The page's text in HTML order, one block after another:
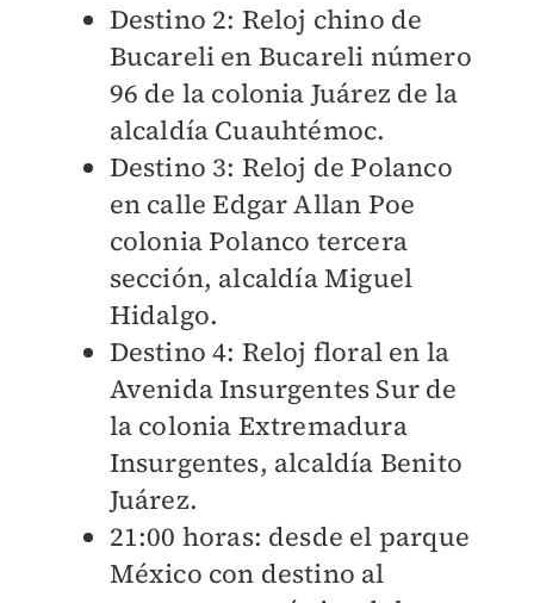
Destino 2: Reloj chino de
Bucareli en Bucareli número
96 de la colonia Juárez de la
alcaldía Cuauhtémoc.
Destino 3: Reloj de Polanco
en calle Edgar Allan Poe
colonia Polanco tercera
sección, alcaldía Miguel
Hidalgo.
Destino 4: Reloj floral en la
Avenida Insurgentes Sur de
la colonia Extremadura
Insurgentes, alcaldía Benito
Juárez.
21:00 horas: desde el parque
México con destino al